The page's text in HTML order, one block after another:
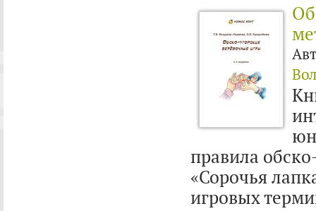
правила
«Сорочья
игровых